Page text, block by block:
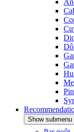
Show